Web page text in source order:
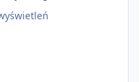
systemów niż w